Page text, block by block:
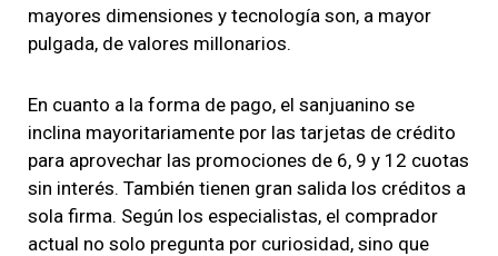
mayores dimensiones y tecnología son, a mayor
pulgada, de valores millonarios.
En cuanto a la forma de pago, el sanjuanino se
inclina mayoritariamente por las tarjetas de crédito
para aprovechar las promociones de 6, 9 y 12 cuotas
sin interés. También tienen gran salida los créditos a
sola firma. Según los especialistas, el comprador
actual no solo pregunta por curiosidad, sino que